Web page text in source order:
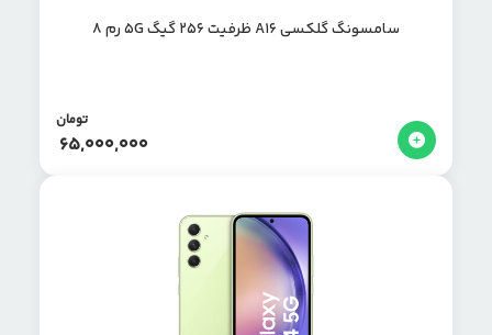
سامسونگ گلکسی A16 ظرفیت 256 گیگ 5G رم 8
65,000,000
تومان